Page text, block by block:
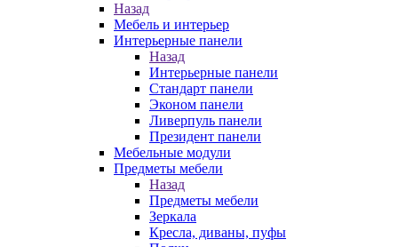
Назад
Мебель и интерьер
Интерьерные панели
Назад
Интерьерные панели
Стандарт панели
Эконом панели
Ливерпуль панели
Президент панели
Мебельные модули
Предметы мебели
Назад
Предметы мебели
Зеркала
Кресла, диваны, пуфы